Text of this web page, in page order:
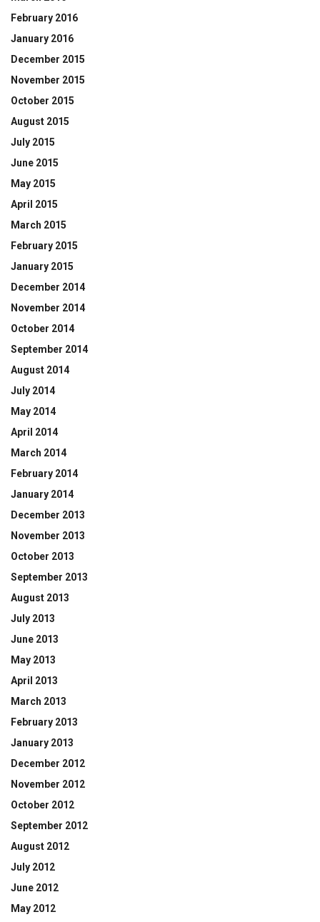
February 2016
January 2016
December 2015
November 2015
October 2015
August 2015
July 2015
June 2015
May 2015
April 2015
March 2015
February 2015
January 2015
December 2014
November 2014
October 2014
September 2014
August 2014
July 2014
May 2014
April 2014
March 2014
February 2014
January 2014
December 2013
November 2013
October 2013
September 2013
August 2013
July 2013
June 2013
May 2013
April 2013
March 2013
February 2013
January 2013
December 2012
November 2012
October 2012
September 2012
August 2012
July 2012
June 2012
May 2012